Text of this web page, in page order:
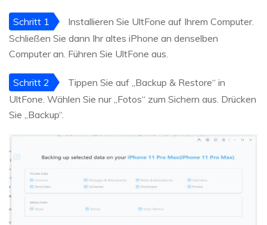
Schritt 1
Installieren Sie UltFone auf Ihrem Computer.
Schließen Sie dann Ihr altes iPhone an denselben
Computer an. Führen Sie UltFone aus.
Schritt 2
Tippen Sie auf „Backup & Restore“ in
UltFone. Wählen Sie nur „Fotos“ zum Sichern aus. Drücken
Sie „Backup“.